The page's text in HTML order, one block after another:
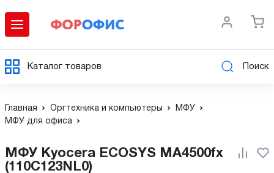
Каталог товаров Поиск
Главная Оргтехника и компьютеры
МФУ
МФУ для офиса
МФУ Kyocera ECOSYS MA4500fx
(110C123NL0)